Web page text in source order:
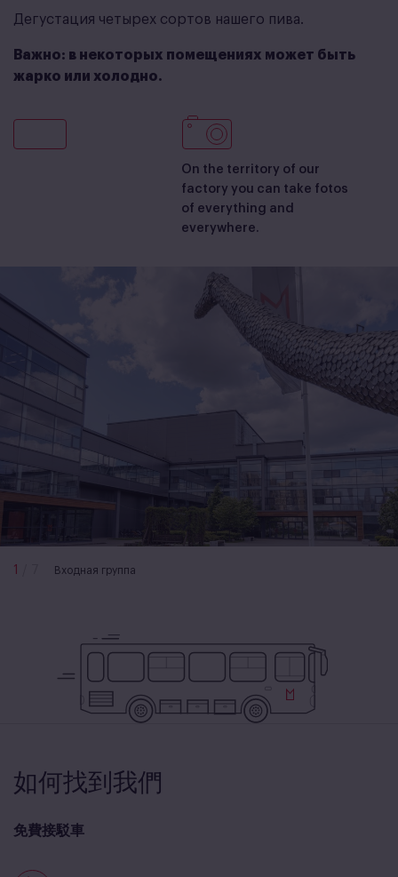
Дегустация четырех сортов нашего пива.
Важно: в некоторых помещениях может быть
жарко или холодно.
On the territory of our
factory you can take fotos
of everything and
everywhere.
1 Входная группа
如何找到我們
免費接駁車